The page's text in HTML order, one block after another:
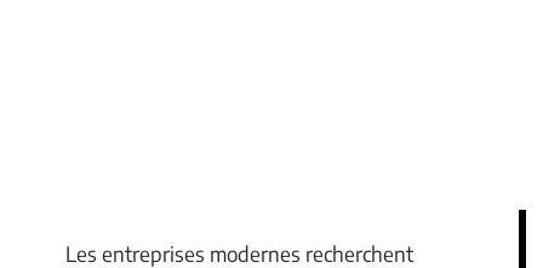
Les entreprises modernes recherchent